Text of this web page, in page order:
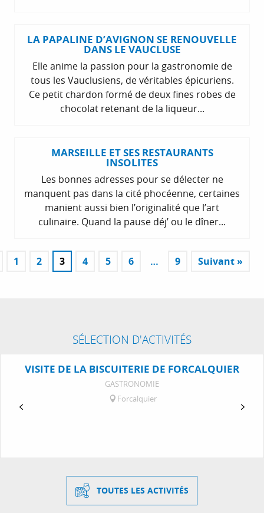
LA PAPALINE D’AVIGNON SE RENOUVELLE
DANS LE VAUCLUSE
Elle anime la passion pour la gastronomie de
tous les Vauclusiens, de véritables épicuriens.
Ce petit chardon formé de deux fines robes de
chocolat retenant de la liqueur...
MARSEILLE ET SES RESTAURANTS
INSOLITES
Les bonnes adresses pour se délecter ne
manquent pas dans la cité phocéenne, certaines
manient aussi bien l’originalité que l’art
culinaire. Quand la pause déj’ ou le dîner...
1 2 3 4 5 6 … 9 Suivant »
SÉLECTION D'ACTIVITÉS
VISITE DE LA BISCUITERIE DE FORCALQUIER
GASTRONOMIE
Forcalquier
TOUTES LES ACTIVITÉS